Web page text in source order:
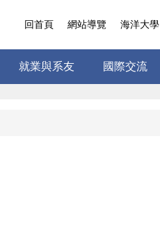
就業與系友 國際交流
回首頁 網站導覽 海洋大學